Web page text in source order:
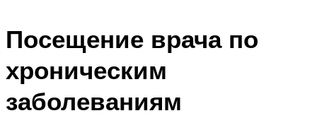
Посещение врача по
хроническим
заболеваниям